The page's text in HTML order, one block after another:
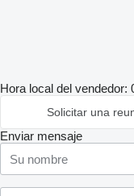
Hora local del vendedor:
Solicitar una
Enviar mensaje